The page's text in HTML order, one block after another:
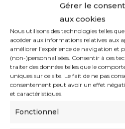
Gérer le
aux cookies
Nous utilisons des technologies telles
accéder aux informations relatives aux
améliorer l’expérience de navigation et
(non-)personnalisées. Consentir à ces
traiter des données telles que le
uniques sur ce site. Le fait de ne pas
consentement peut avoir un effet
et caractéristiques.
Fonctionnel
Finalement, ça a commencé
du premier album.
groupe est riche d’une
ont travaillé successivement
musiciens ayant fait partie de
Bemol.